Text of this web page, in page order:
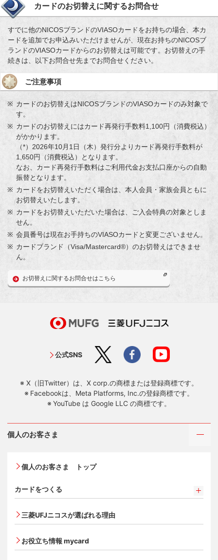
カードのお切替えに関するお問合せ
すでに他のNICOSブランドのVIASOカードをお持ちの場合、本カ
ードを追加でお申込みいただけませんが、現在お持ちのNICOSブ
ランドのVIASOカードからのお切替えは可能です。お切替えの手
続きは、以下お問合せ先までお問合せください。
ご注意事項
カードのお切替えはNICOSブランドのVIASOカードのみ対象で
す。
カードのお切替えにはカード再発行手数料1,100円（消費税込）
がかかります。
（*）2026年10月1日（木）発行分よりカード再発行手数料が
1,650円（消費税込）となります。
なお、カード再発行手数料はご利用代金お支払口座からの自動
振替となります。
カードをお切替えいただく場合は、本人会員・家族会員ともに
お切替えいたします。
カードをお切替えいただいた場合は、ご入会特典の対象としま
せん。
会員番号は現在お手持ちのVIASOカードと変更ございません。
カードブランド（Visa/Mastercard®）のお切替えはできませ
ん。
お切替えに関するお問合せはこちら
公式SNS
X（旧Twitter）は、X corp.の商標または登録商標です。
Facebookは、Meta Platforms, Inc.の登録商標です。
YouTube は Google LLC の商標です。
個人のお客さま
個人のお客さま トップ
カードをつくる
三菱ＵＦＪカード
三菱ＵＦＪカード・プラチナ・アメリカン・エキスプレ
三菱UFJニコスが選ばれる理由
お役立ち情報 mycard